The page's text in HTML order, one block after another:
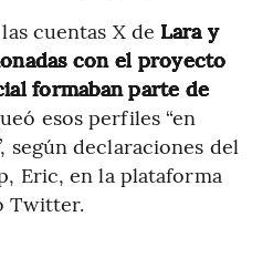
cuentas X de Lara y
con el proyecto
formaban parte de
esos perfiles “en
según declaraciones del
Eric, en la plataforma
Twitter.